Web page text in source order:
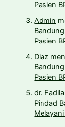
Pasien
Admin
Pasien
Diaz
Pasien
dr.
Pindad
Melayani